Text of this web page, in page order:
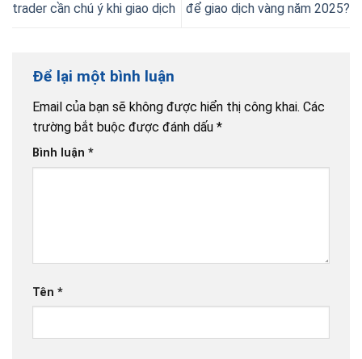
trader cần chú ý khi giao dịch
để giao dịch vàng năm 2025?
Để lại một bình luận
Email của bạn sẽ không được hiển thị công khai. Các
trường bắt buộc được đánh dấu *
Bình luận *
Tên *